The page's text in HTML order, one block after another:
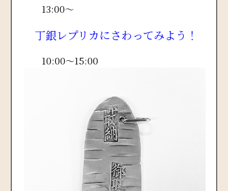
13:00～
丁銀レプリカにさわってみよう！
10:00～15:00